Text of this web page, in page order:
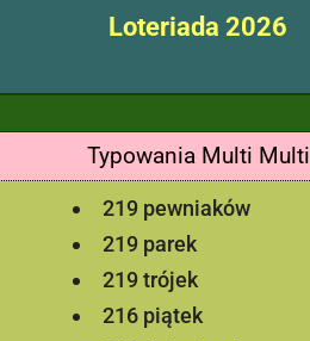
Loteriada 2026
Typowania Multi Multi
219 pewniaków
219 parek
219 trójek
216 piątek